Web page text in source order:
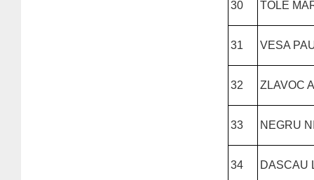
30 TOLE
31 VESA
32 ZLAVOC
33 NEGRU
34 DASCAU